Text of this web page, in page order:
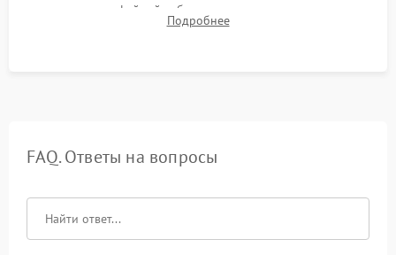
плотности кофейной таблетки, температуры напитка и
качества молочной пены. Контроль отсутствия посторонних
Подробнее
FAQ. Ответы на вопросы